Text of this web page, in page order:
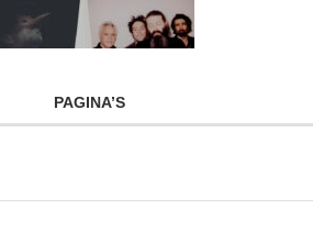
PAGINA’S